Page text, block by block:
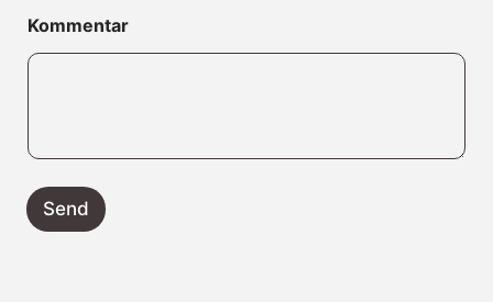
Kommentar
Send